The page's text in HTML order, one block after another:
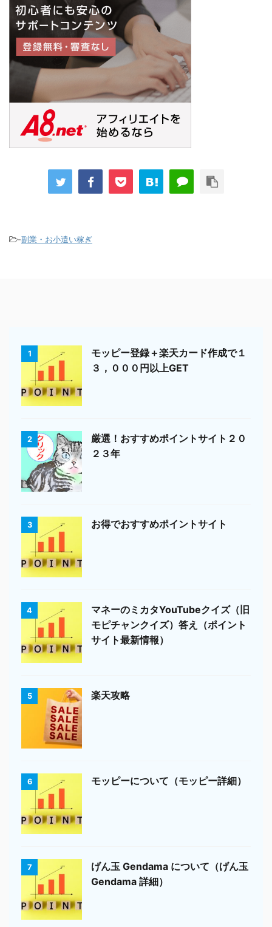
-副業・お小遣い稼ぎ
1
モッピー登録＋楽天カード作成で１
３，０００円以上GET
2
厳選！おすすめポイントサイト２０
２３年
3 お得でおすすめポイントサイト
4
マネーのミカタYouTubeクイズ（旧
モピチャンクイズ）答え（ポイント
サイト最新情報）
5 楽天攻略
6 モッピーについて（モッピー詳細）
7
げん玉 Gendama について（げん玉
Gendama 詳細）